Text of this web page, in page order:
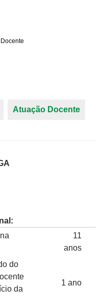
Atuação Docente
11
anos
do
da
1 ano